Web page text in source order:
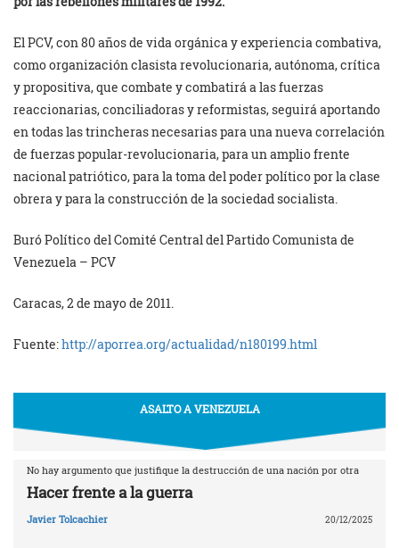
El PCV, con 80 años de vida orgánica y experiencia combativa,
como organización clasista revolucionaria, autónoma, crítica
y propositiva, que combate y combatirá a las fuerzas
reaccionarias, conciliadoras y reformistas, seguirá aportando
en todas las trincheras necesarias para una nueva correlación
de fuerzas popular-revolucionaria, para un amplio frente
nacional patriótico, para la toma del poder político por la clase
obrera y para la construcción de la sociedad socialista.
Buró Político del Comité Central del Partido Comunista de
Venezuela – PCV
Caracas, 2 de mayo de 2011.
Fuente:http://aporrea.org/actualidad/n180199.html
ASALTO A VENEZUELA
No hay argumento que justifique la destrucción de una nación por otra
Hacer frente a la guerra
Javier Tolcachier 20/12/2025